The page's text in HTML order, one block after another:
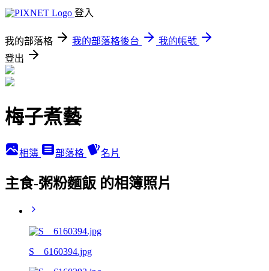
登入
我的部落格 我的部落格後台
我的帳號
登出
梅子煮藝
相簿 部落格 名片
主食-粥粉麵飯 的相簿照片
S__6160394.jpg